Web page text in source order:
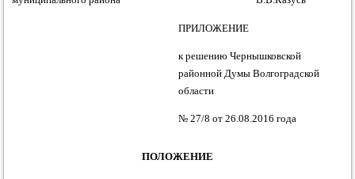
ПРИЛОЖЕНИЕ
к решениюЧернышковской
районной ДумыВолгоградской
области
№27/8 от26.08.2016года
ПОЛОЖЕНИЕ